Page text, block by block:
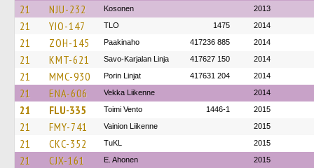
21 NJU-232 Kosonen 2013
21 YIO-147 TLO 1475 2014
21 ZOH-145 Paakinaho 417236 885 2014
21 KMT-621 Savo-Karjalan Linja 417627 150 2014
21 MMC-930 Porin Linjat 417631 204 2014
21 ENA-606 Vekka Liikenne 2014
21 FLU-335 Toimi Vento 1446-1 2015
21 FMY-741 Vainion Liikenne 2015
21 CKC-352 TuKL 2015
21 CJX-161 E. Ahonen 2015